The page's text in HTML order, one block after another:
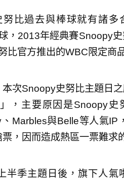
努比過去與棒球就有諸
，2013年經典賽Snoopy
比官方推出的WBC限定商
次Snoopy史努比主題日
，主要原因是Snoopy
Marbles與Belle等人氣
，因而造成熱區一票難求
半季主題日後，旗下人氣